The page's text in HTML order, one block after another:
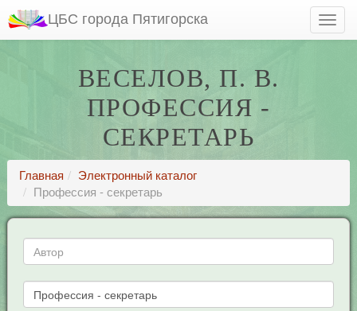
ЦБС города Пятигорска
ВЕСЕЛОВ, П. В.
ПРОФЕССИЯ -
СЕКРЕТАРЬ
Главная
Электронный каталог
Профессия - секретарь